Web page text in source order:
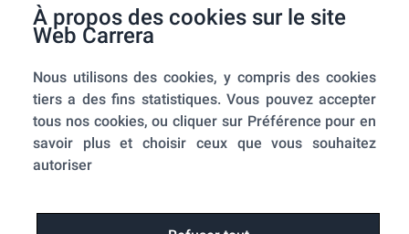
À propos des cookies sur le site
Web Carrera
Nous utilisons des cookies, y compris des cookies
tiers a des fins statistiques. Vous pouvez accepter
tous nos cookies, ou cliquer sur Préférence pour en
savoir plus et choisir ceux que vous souhaitez
autoriser
Mes commandes
A propos de nous
A propos
Mentions légales
Conditions générales de ventes
Utilisation des cookies